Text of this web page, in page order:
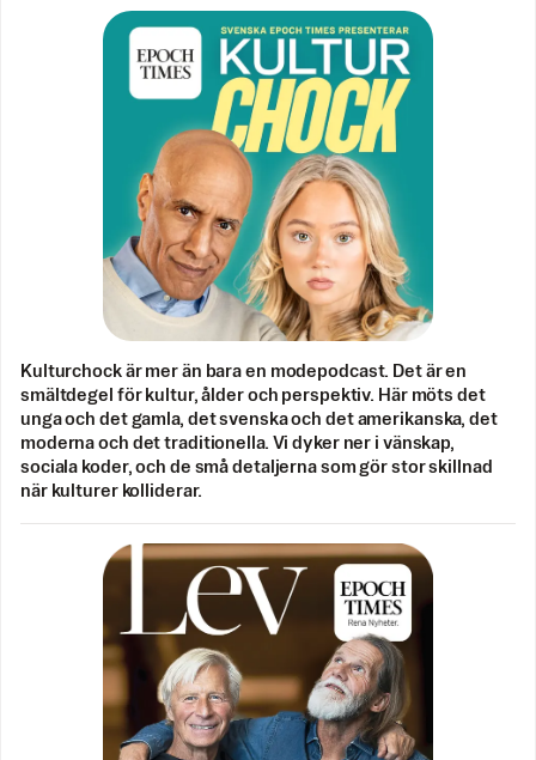
Kulturchock är mer än bara en modepodcast. Det är en
smältdegel för kultur, ålder och perspektiv. Här möts det
unga och det gamla, det svenska och det amerikanska, det
moderna och det traditionella. Vi dyker ner i vänskap,
sociala koder, och de små detaljerna som gör stor skillnad
när kulturer kolliderar.